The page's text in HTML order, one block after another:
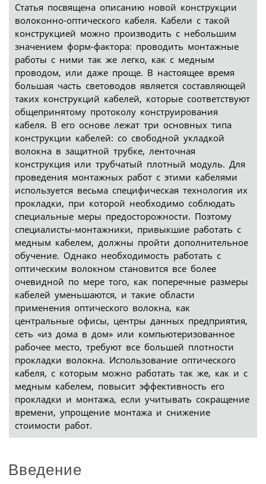
Статья посвящена описанию новой конструкции
волоконно-оптического кабеля. Кабели с такой
конструкцией можно производить с небольшим
значением форм-фактора: проводить монтажные
работы с ними так же легко, как с медным
проводом, или даже проще. В настоящее время
большая часть световодов является составляющей
таких конструкций кабелей, которые соответствуют
общепринятому протоколу конструирования
кабеля. В его основе лежат три основных типа
конструкции кабелей: со свободной укладкой
волокна в защитной трубке, ленточная
конструкция или трубчатый плотный модуль. Для
проведения монтажных работ с этими кабелями
используется весьма специфическая технология их
прокладки, при которой необходимо соблюдать
специальные меры предосторожности. Поэтому
специалисты-монтажники, привыкшие работать с
медным кабелем, должны пройти дополнительное
обучение. Однако необходимость работать с
оптическим волокном становится все более
очевидной по мере того, как поперечные размеры
кабелей уменьшаются, и такие области
применения оптического волокна, как
центральные офисы, центры данных предприятия,
сеть «из дома в дом» или компьютеризованное
рабочее место, требуют все большей плотности
прокладки волокна. Использование оптического
кабеля, с которым можно работать так же, как и с
медным кабелем, повысит эффективность его
прокладки и монтажа, если учитывать сокращение
времени, упрощение монтажа и снижение
стоимости работ.
Введение